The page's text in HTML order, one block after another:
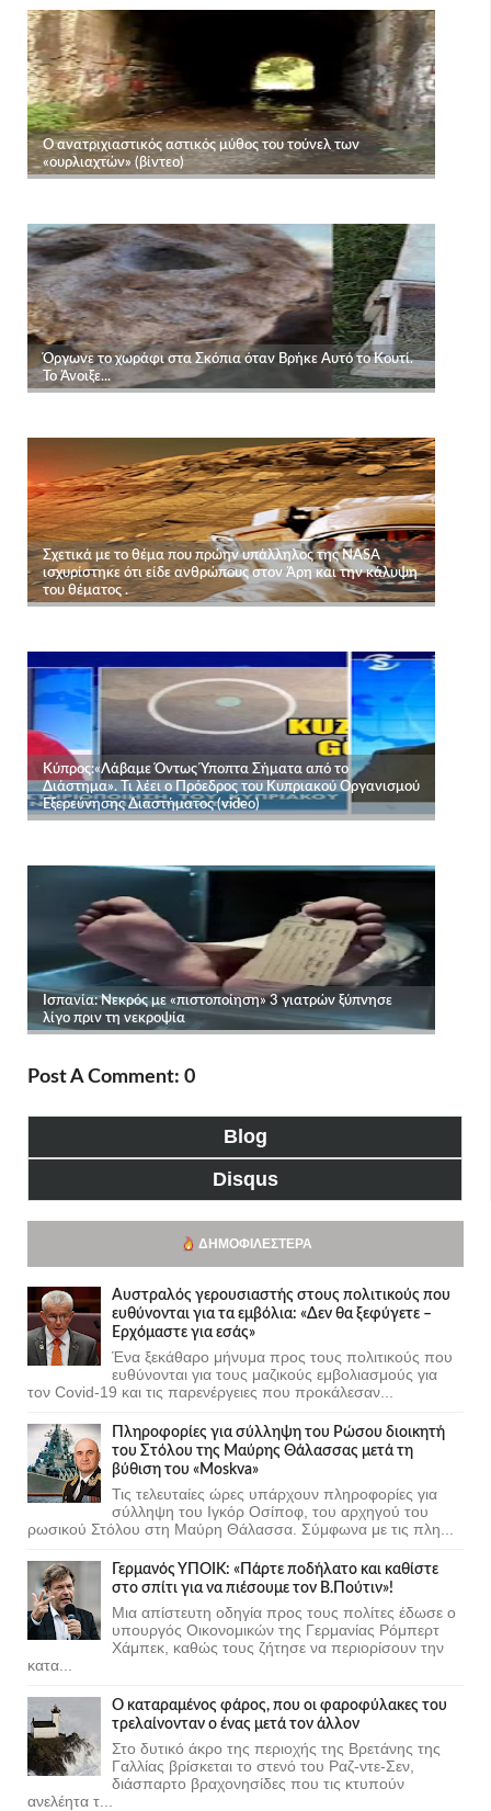
Post A Comment: 0
Blog
Disqus
ΔΗΜΟΦΙΛΈΣΤΕΡΑ
Αυστραλός γερουσιαστής στους πολιτικούς που
ευθύνονται για τα εμβόλια: «Δεν θα ξεφύγετε –
Ερχόμαστε για εσάς»
Ένα ξεκάθαρο μήνυμα προς τους πολιτικούς που
ευθύνονται για τους μαζικούς εμβολιασμούς για
τον Covid-19 και τις παρενέργειες που προκάλεσαν...
Πληροφορίες για σύλληψη του Ρώσου διοικητή
του Στόλου της Mαύρης Θάλασσας μετά τη
βύθιση του «Moskva»
Τις τελευταίες ώρες υπάρχουν πληροφορίες για
σύλληψη του Ιγκόρ Οσίποφ, του αρχηγού του
ρωσικού Στόλου στη Μαύρη Θάλασσα. Σύμφωνα με τις πλη...
Γερμανός ΥΠΟΙΚ: «Πάρτε ποδήλατο και καθίστε
στο σπίτι για να πιέσουμε τον Β.Πούτιν»!
Μια απίστευτη οδηγία προς τους πολίτες έδωσε ο
υπουργός Οικονομικών της Γερμανίας Ρόμπερτ
Χάμπεκ, καθώς τους ζήτησε να περιορίσουν την
κατα...
Ο καταραμένος φάρος, που οι φαροφύλακες του
τρελαίνονταν ο ένας μετά τον άλλον
Στο δυτικό άκρο της περιοχής της Βρετάνης της
Γαλλίας βρίσκεται το στενό του Ραζ-ντε-Σεν,
διάσπαρτο βραχονησίδες που τις κτυπούν
ανελέητα τ...